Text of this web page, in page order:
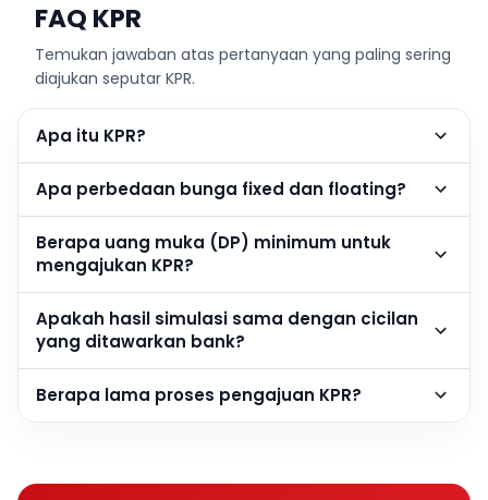
FAQ KPR
Temukan jawaban atas pertanyaan yang paling sering
diajukan seputar KPR.
Apa itu KPR?
Apa perbedaan bunga fixed dan floating?
Berapa uang muka (DP) minimum untuk
mengajukan KPR?
Apakah hasil simulasi sama dengan cicilan
yang ditawarkan bank?
Berapa lama proses pengajuan KPR?